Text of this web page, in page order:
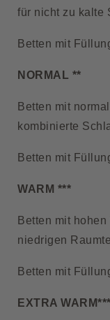
für nicht zu kalte
Betten mit
NORMAL **
Betten mit
kombinierte
Betten mit
WARM ***
Betten mit
niedrigen
Betten mit
EXTRA